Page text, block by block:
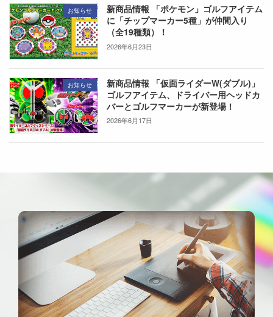
お知らせ
新商品情報 「ポケモン」ゴルフアイテム
に「チップマーカー5種」が仲間入り
（全19種類）！
2026年6月23日
お知らせ
新商品情報 「仮面ライダーW(ダブル)」
ゴルフアイテム、ドライバー用ヘッドカ
バーとゴルフマーカーが新登場！
2026年6月17日